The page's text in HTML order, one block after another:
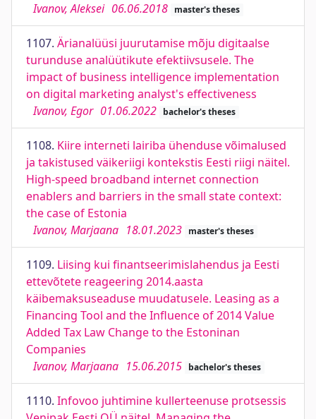
Ivanov, Aleksei 06.06.2018 master's theses
1107. Ärianalüüsi juurutamise mõju digitaalse
turunduse analüütikute efektiivsusele. The
impact of business intelligence implementation
on digital marketing analyst's effectiveness
Ivanov, Egor 01.06.2022 bachelor's theses
1108. Kiire interneti lairiba ühenduse võimalused
ja takistused väikeriigi kontekstis Eesti riigi näitel.
High-speed broadband internet connection
enablers and barriers in the small state context:
the case of Estonia
Ivanov, Marjaana 18.01.2023 master's theses
1109. Liising kui finantseerimislahendus ja Eesti
ettevõtete reageering 2014.aasta
käibemaksuseaduse muudatusele. Leasing as a
Financing Tool and the Influence of 2014 Value
Added Tax Law Change to the Estoninan
Companies
Ivanov, Marjaana 15.06.2015 bachelor's theses
1110. Infovoo juhtimine kullerteenuse protsessis